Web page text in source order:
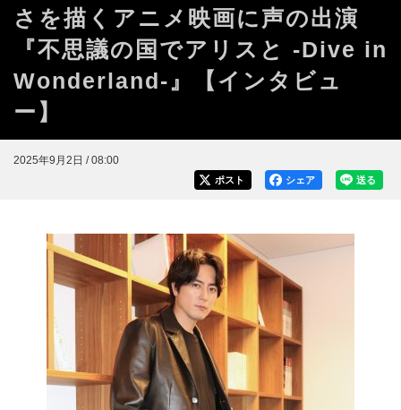
さを描くアニメ映画に声の出演
『不思議の国でアリスと -Dive in
Wonderland-』【インタビュ
ー】
2025年9月2日 / 08:00
送る
シェア
ポスト